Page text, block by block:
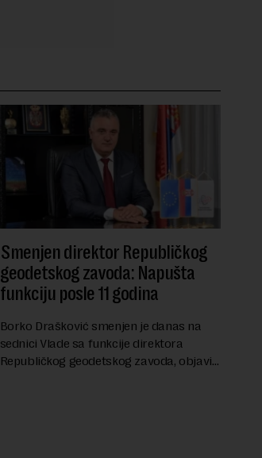
Smenjen direktor Republičkog
geodetskog zavoda: Napušta
funkciju posle 11 godina
Borko Drašković smenjen je danas na
sednici Vlade sa funkcije direktora
Republičkog geodetskog zavoda, objavio